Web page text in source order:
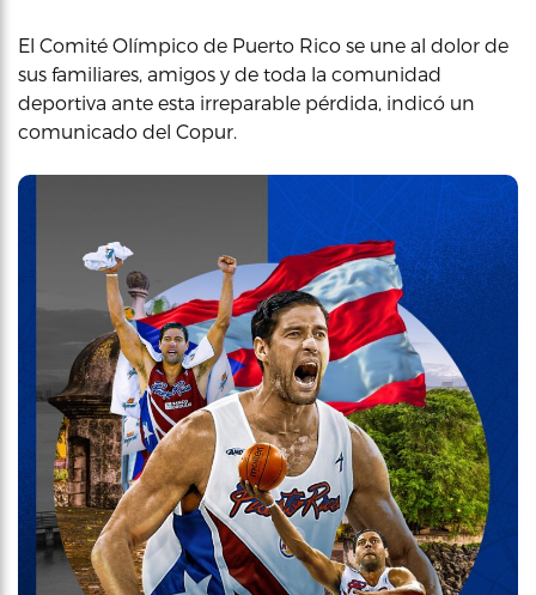
El Comité Olímpico de Puerto Rico se une al dolor de
sus familiares, amigos y de toda la comunidad
deportiva ante esta irreparable pérdida, indicó un
comunicado del Copur.